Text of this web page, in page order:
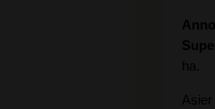
ha.